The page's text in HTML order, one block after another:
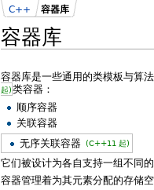
容器库
C++ 容器库
容器库是一些通用的类模板与算
起)类容器：
顺序容器
关联容器
无序关联容器 (C++11 起)
它们被设计为各自支持一组不同的
容器管理着为其元素分配的存储